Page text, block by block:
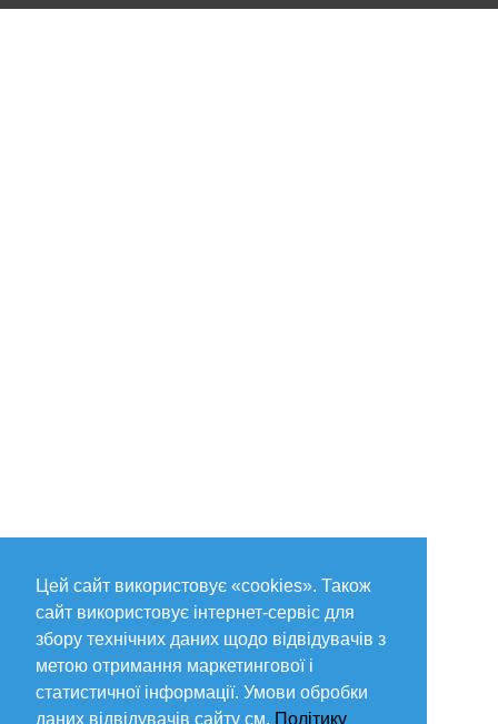
Цей сайт використовує «cookies». Також
сайт використовує інтернет-сервіс для
збору технічних даних щодо відвідувачів з
метою отримання маркетингової і
статистичної інформації. Умови обробки
даних відвідувачів сайту см. Політику